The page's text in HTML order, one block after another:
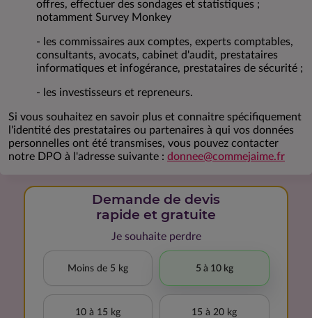
offres, effectuer des sondages et statistiques ;
notamment Survey Monkey
- les commissaires aux comptes, experts comptables,
consultants, avocats, cabinet d'audit, prestataires
informatiques et infogérance, prestataires de sécurité ;
- les investisseurs et repreneurs.
Si vous souhaitez en savoir plus et connaitre spécifiquement
l'identité des prestataires ou partenaires à qui vos données
personnelles ont été transmises, vous pouvez contacter
notre DPO à l'adresse suivante : donnee@commejaime.fr
Demande de devis
rapide et gratuite
Je souhaite perdre
Moins de 5 kg 5 à 10 kg
10 à 15 kg 15 à 20 kg